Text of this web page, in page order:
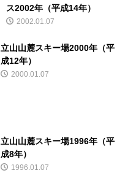
ス2002年（平成14年）
2002.01.07
立山山麓スキー場2000年（平
成12年）
2000.01.07
立山山麓スキー場1996年（平
成8年）
1996.01.07